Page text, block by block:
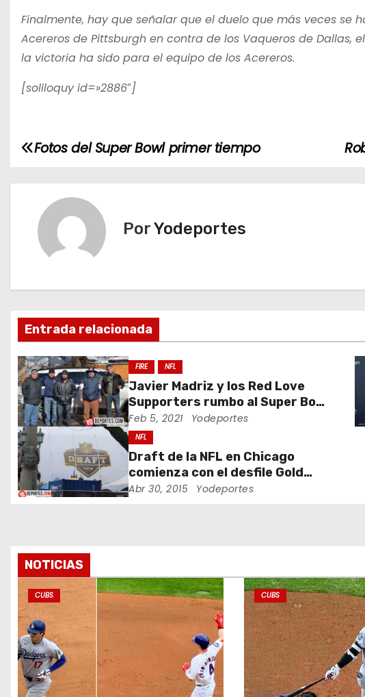
Finalmente, hay que señalar que el duelo que más veces se
Acereros de Pittsburgh en contra de los Vaqueros de Dallas,
la victoria ha sido para el equipo de los Acereros.
[soliloquy id=»2886″]
N
a
a
c
i
ó
n
d
e
e
t
r
a
d
a
Fotos del Super Bowl primer tiempo
PorYodeportes
Entrada relacionada
FIRE NFL
Javier Madriz y los Red Love
Supporters rumbo al Super Bowl
en Tampa Bay
Feb 5, 2021 Yodeportes
NFL
Draft de la NFL en Chicago
comienza con el desfile Gold
Carpet
Abr 30, 2015 Yodeportes
NOTICIAS
CUBS CUBS